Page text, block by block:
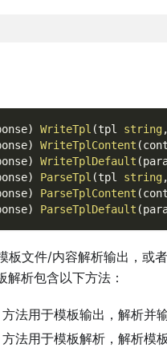
) WriteTpl (tpl string
) WriteTplContent (
) WriteTplDefault (
) ParseTpl (tpl string
) ParseTplContent (
) ParseTplDefault (
板文件/内容解析输出，或
解析包含以下方法：
方法用于模板输出，解析并
方法用于模板解析，解析模